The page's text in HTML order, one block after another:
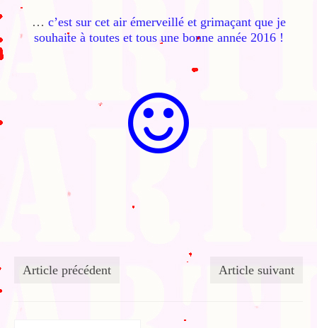
… c’est sur cet air émerveillé et grimaçant que je
souhaite à toutes et tous une bonne année 2016 !
Article précédent Article suivant